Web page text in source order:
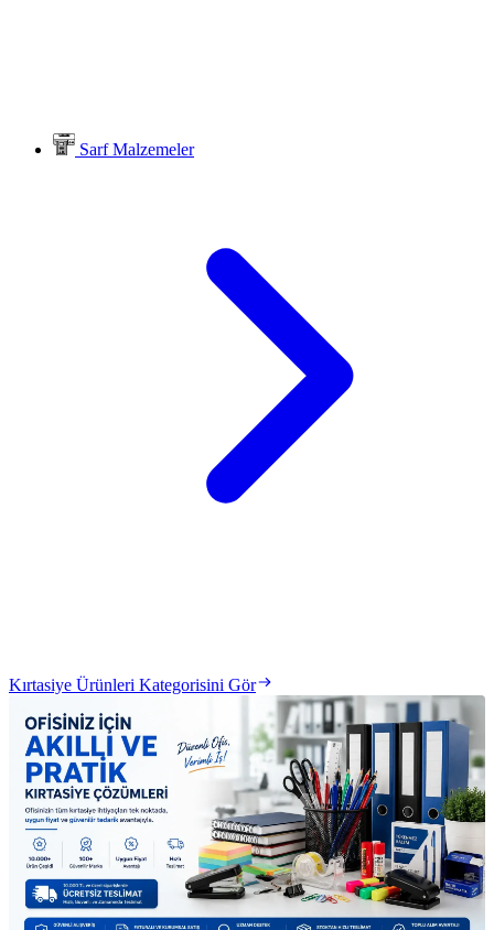
Sarf Malzemeler
Kırtasiye Ürünleri Kategorisini Gör